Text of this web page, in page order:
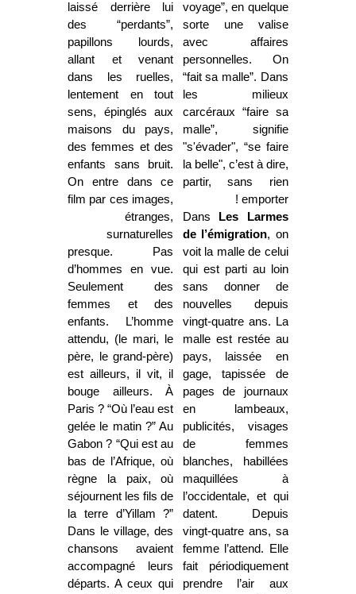
voyage”, en quelque
sorte une valise
avec affaires
personnelles. On
“fait sa malle”. Dans
les milieux
carcéraux “faire sa
malle”, signifie
"s'évader", “se faire
la belle", c’est à dire,
partir, sans rien
emporter !
Dans
Les Larmes
de l’émigration, on
voit la malle de celui
qui est parti au loin
sans donner de
nouvelles depuis
vingt-quatre ans. La
malle est restée au
pays, laissée en
gage, tapissée de
pages de journaux
en lambeaux,
publicités, visages
de femmes
blanches, habillées
maquillées à
l’occidentale, et qui
datent. Depuis
vingt-quatre ans, sa
femme l’attend. Elle
fait périodiquement
prendre l’air aux
laissé derrière lui
des “perdants”,
papillons lourds,
allant et venant
dans les ruelles,
lentement en tout
sens, épinglés aux
maisons du pays,
des femmes et des
enfants sans bruit.
On entre dans ce
film par ces images,
étranges,
surnaturelles
presque. Pas
d’hommes en vue.
Seulement des
femmes et des
enfants. L’homme
attendu, (le mari, le
père, le grand-père)
est ailleurs, il vit, il
bouge ailleurs. À
Paris ? “Où l’eau est
gelée le matin ?” Au
Gabon ? “Qui est au
bas de l’Afrique, où
règne la paix, où
séjournent les fils de
la terre d’Yillam ?”
Dans le village, des
chansons avaient
accompagné leurs
départs. A ceux qui